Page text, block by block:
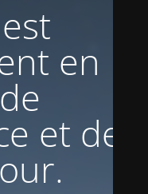
en
et de